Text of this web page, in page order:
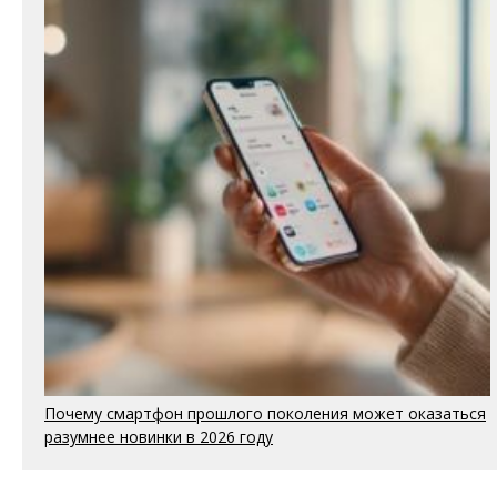
Почему смартфон прошлого поколения может оказаться
разумнее новинки в 2026 году